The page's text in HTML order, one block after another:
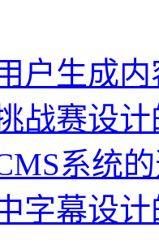
户生成
战赛设
系统
字幕设